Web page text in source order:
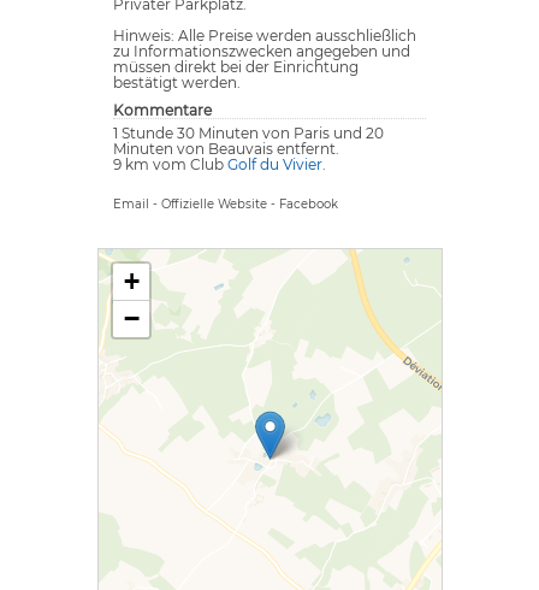
Privater Parkplatz.
Hinweis: Alle Preise werden ausschließlich
zu Informationszwecken angegeben und
müssen direkt bei der Einrichtung
bestätigt werden.
Kommentare
1 Stunde 30 Minuten von Paris und 20
Minuten von Beauvais entfernt.
9 km vom Club Golf du Vivier
Email - Offizielle Website - Facebook
+
−